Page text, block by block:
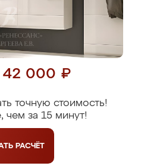
42 000 ₽
точную стоимость!
чем за 15 минут!
РАСЧЁТ